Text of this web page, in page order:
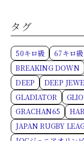
タグ
50キロ級 67キロ級
BREAKING DOWN
DEEP
DEEP
GLADIATOR
GRACHAN65
JAPAN RUGBY